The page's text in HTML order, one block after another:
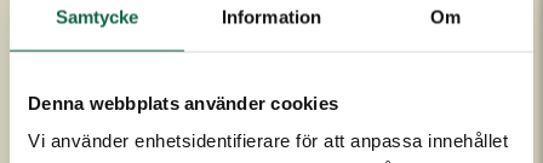
Samtycke Information Om
Denna webbplats använder cookies
Vi använder enhetsidentifierare för att anpassa innehållet
Om Unigraphics
Om oss
Historia
Kontakta oss
FAQ